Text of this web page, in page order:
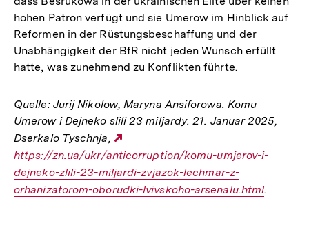
hohen Patron verfügt und sie Umerow im Hinblick auf
Reformen in der Rüstungsbeschaffung und der
Unabhängigkeit der BfR nicht jeden Wunsch erfüllt
hatte, was zunehmend zu Konflikten führte.
Quelle: Jurij Nikolow, Maryna Ansiforowa. Komu
Umerow i Dejneko slili 23 miljardy. 21. Januar 2025,
Dserkalo Tyschnja,
Link:
https://zn.ua/ukr/anticorruption/komu-umjerov-i-
dejneko-zlili-23-miljardi-zvjazok-lechmar-z-
orhanizatorom-oborudki-lvivskoho-arsenalu.html.